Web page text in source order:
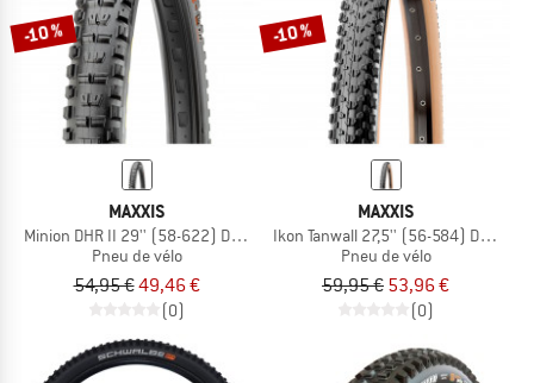
-10 %
MAXXIS
Minion DHR II 29'' (58-622) Dual EXO TR
Pneu de vélo
54,95 €49,46 €
(0)
-10 %
MAXXIS
Ikon Tanwall 27,5'' (56-584) Dual EXO
Pneu de vélo
59,95 € 53,96 €
(0)